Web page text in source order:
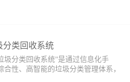
，并帮助员工将它们放回原处。
分类回收系统
分类回收系统”是通过信息化手
合性、高智能的垃圾分类管理体系，